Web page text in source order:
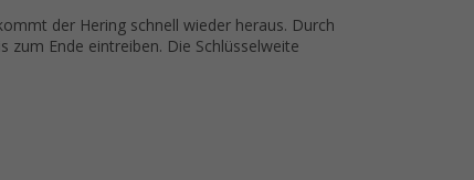
der Hering schnell wieder heraus. Durch
zum Ende eintreiben. Die Schlüsselweite